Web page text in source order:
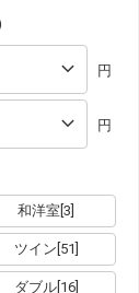
円
円
和洋室 [3
ツイン 51
ダブル[ 16]